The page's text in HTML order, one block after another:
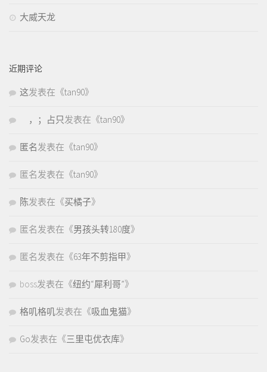
大威天龙
近期评论
这发表在《tan90》
，；占只发表在《tan90》
匿名发表在《tan90》
匿名发表在《tan90》
陈发表在《买橘子》
匿名发表在《男孩头转180度》
匿名发表在《63年不剪指甲》
boss发表在《纽约“犀利哥”》
格叽格叽发表在《吸血鬼猫》
Go发表在《三里屯优衣库》